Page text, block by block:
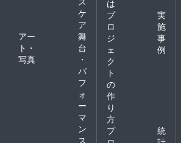
ケ
ア
アー
ト・
写真
舞
台
・
パ
フ
ォ
ー
マ
ン
ス
は
プ
ロ
ジ
ェ
ク
ト
の
作
り
方
実
施
事
例
プ
統